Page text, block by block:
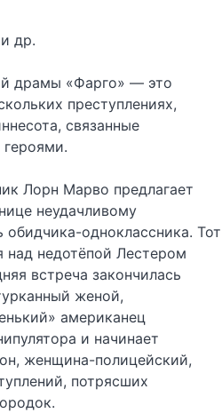
др.
драмы «Фарго» — это
преступлениях,
связанные
Лорн Марво предлагает
неудачливому
обидчика-одноклассника. Тот
над недотёпой Лестером
встреча закончилась
женой,
американец
и начинает
женщина-полицейский,
потрясших